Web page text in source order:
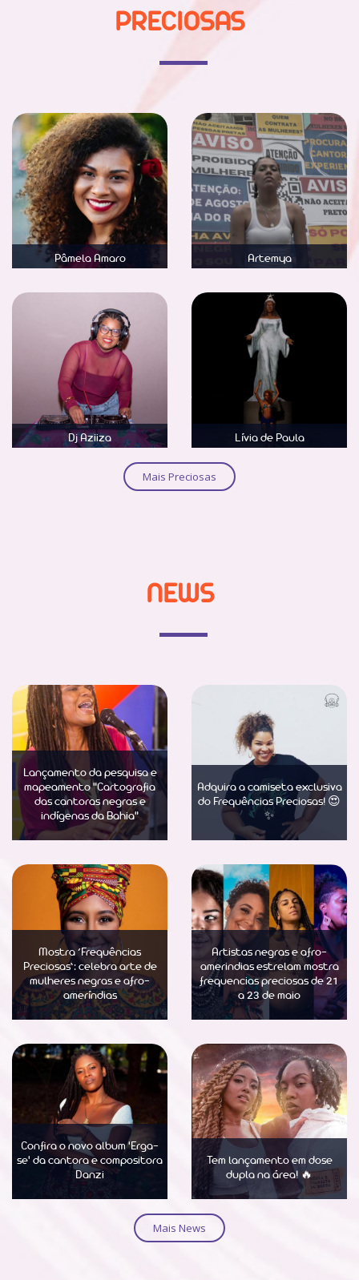
PRECIOSAS
Pâmela Amaro Artemya
Dj Aziiza Lívia de Paula
Mais Preciosas
NEWS
Lançamento da pesquisa e
mapeamento "Cartografia
das cantoras negras e
indígenas da Bahia"
Adquira a camiseta exclusiva
do Frequências Preciosas! 😍
✨
Mostra ‘Frequências
Preciosas’: celebra arte de
mulheres negras e afro-
ameríndias
Artistas negras e afro-
amerindias estrelam mostra
frequencias preciosas de 21
a 23 de maio
Confira o novo album 'Erga-
se' da cantora e compositora
Danzi
Tem lançamento em dose
dupla na área! 🔥
Mais News